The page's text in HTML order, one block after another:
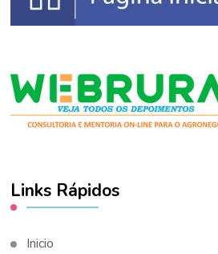
Links Rápidos
Inicio